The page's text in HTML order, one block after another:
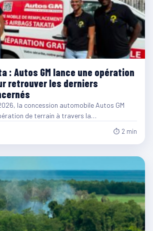
: Autos GM lance une opération
retrouver les derniers
la concession automobile Autos GM
de terrain à travers la…
⏱ 2 min